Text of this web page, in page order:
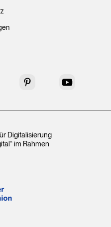
Pinterest YouTube
Digitalisierung
im Rahmen